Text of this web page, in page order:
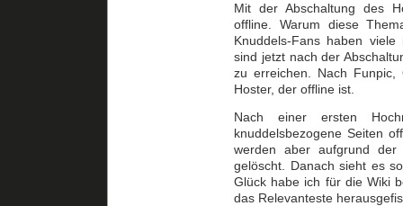
Mit der Abschaltung des
offline. Warum diese
Knuddels-Fans haben
sind jetzt nach der
zu erreichen. Nach
Hoster, der offline ist.
Nach einer ersten
knuddelsbezogene Seiten
werden aber aufgrund der
gelöscht. Danach sieht es
Glück habe ich für die Wiki
das Relevanteste